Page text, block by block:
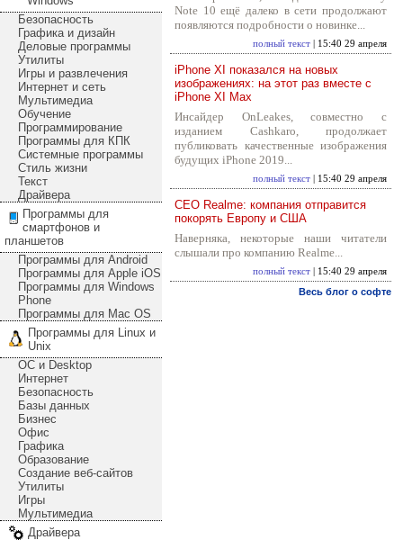
Безопасность
Графика и дизайн
Деловые программы
Утилиты
Игры и развлечения
Интернет и сеть
Мультимедиа
Обучение
Программирование
Программы для КПК
Системные программы
Стиль жизни
Текст
Драйвера
Программы для
смартфонов и
планшетов
Программы для Android
Программы для Apple iOS
Программы для Windows
Phone
Программы для Mac OS
Программы для Linux и
Unix
ОС и Desktop
Интернет
Безопасность
Базы данных
Бизнес
Офис
Графика
Образование
Создание веб-сайтов
Утилиты
Игры
Мультимедиа
Драйвера
Note 10 ещё далеко в сети продолжают
появляются подробности о новинке...
полный текст | 15:40 29 апреля
iPhone XI показался на новых
изображениях: на этот раз вместе с
iPhone XI Max
Инсайдер OnLeakes, совместно с
изданием Cashkaro, продолжает
публиковать качественные изображения
будущих iPhone 2019...
полный текст | 15:40 29 апреля
CEO Realme: компания отправится
покорять Европу и США
Наверняка, некоторые наши читатели
слышали про компанию Realme...
полный текст | 15:40 29 апреля
Весь блог о софте